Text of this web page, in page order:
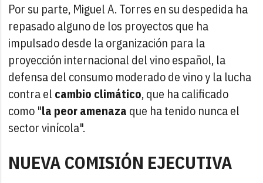
Por su parte, Miguel A. Torres en su despedida ha
repasado alguno de los proyectos que ha
impulsado desde la organización para la
proyección internacional del vino español, la
defensa del consumo moderado de vino y la lucha
contra el cambio climático, que ha calificado
como "la peor amenaza que ha tenido nunca el
sector vinícola".
NUEVA COMISIÓN EJECUTIVA